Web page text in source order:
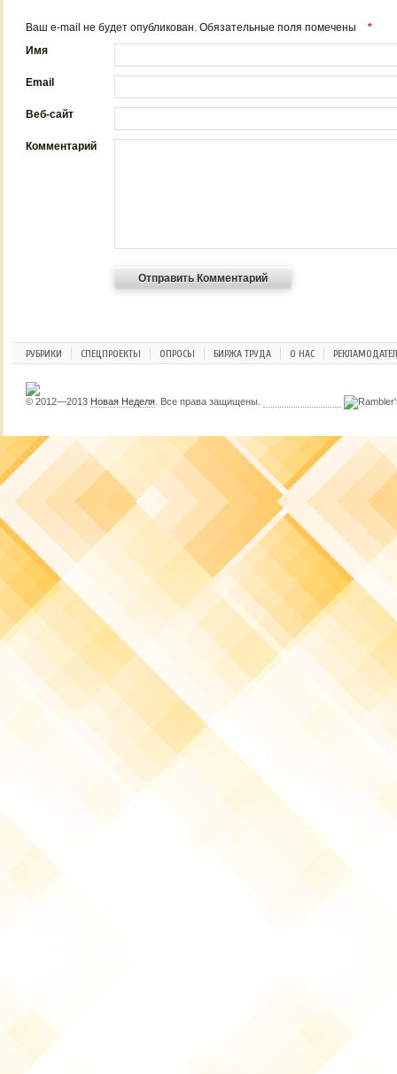
Ваш e-mail не будет опубликован. Обязательные поля помечены
*
Имя
Email
Веб-сайт
Комментарий
РУБРИКИ СПЕЦПРОЕКТЫ ОПРОСЫ БИРЖА ТРУДА О НАС
© 2012—2013 Новая Неделя . Все права защищены.